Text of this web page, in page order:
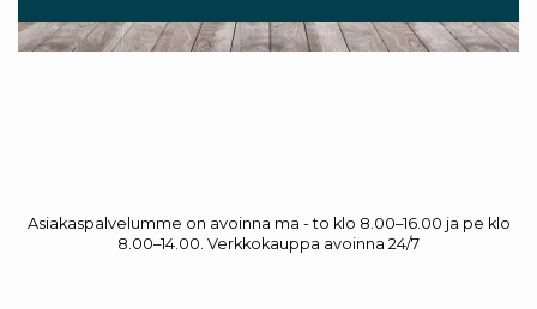
Asiakaspalvelumme on avoinna ma - to klo 8.00–16.00 ja pe klo
8.00–14.00. Verkkokauppa avoinna 24/7